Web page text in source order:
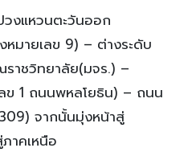
วงแหวนตะวันออก
หมายเลข 9) – ต่างระดับ
าชวิทยาลัย(มจร.) –
ข 1 ถนนพหลโยธิน) – ถนน
จากนั้นมุ่งหน้าสู่
าคเหนือ